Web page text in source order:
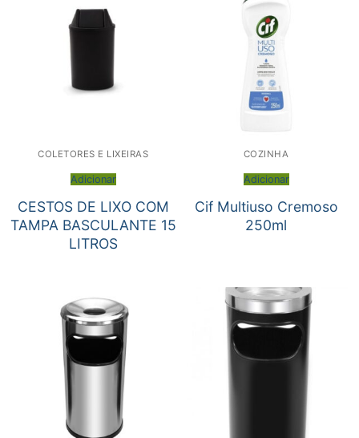
COLETORES E LIXEIRAS
Adicionar
CESTOS DE LIXO COM
TAMPA BASCULANTE 15
LITROS
COZINHA
Adicionar
Cif Multiuso Cremoso
250ml